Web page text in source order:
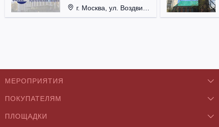
г. Москва, ул. Воздвиженка, д. 1, Кремль.
МЕРОПРИЯТИЯ
Концерты
Классика
ПОКУПАТЕЛЯМ
О нас
ПЛОЩАДКИ